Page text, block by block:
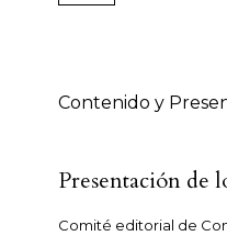
Contenido y
Presentación de
Comité editorial de